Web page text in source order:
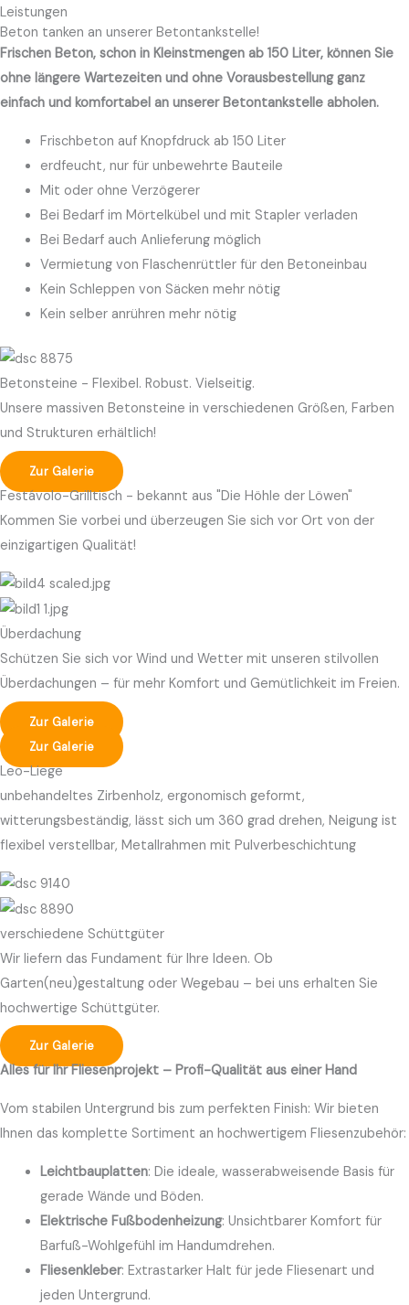
Skip
to
content
Leistungen
Beton tanken an unserer Betontankstelle!
Frischen Beton, schon in Kleinstmengen ab 150 Liter, können Sie
ohne längere Wartezeiten und ohne Vorausbestellung ganz
einfach und komfortabel an unserer Betontankstelle abholen.
Frischbeton auf Knopfdruck ab 150 Liter
erdfeucht, nur für unbewehrte Bauteile
Mit oder ohne Verzögerer
Bei Bedarf im Mörtelkübel und mit Stapler verladen
Bei Bedarf auch Anlieferung möglich
Vermietung von Flaschenrüttler für den Betoneinbau
Kein Schleppen von Säcken mehr nötig
Kein selber anrühren mehr nötig
Betonsteine - Flexibel. Robust. Vielseitig.
Unsere massiven Betonsteine in verschiedenen Größen, Farben
und Strukturen erhältlich!
Zur Galerie
Festávolo-Grilltisch - bekannt aus "Die Höhle der Löwen"
Kommen Sie vorbei und überzeugen Sie sich vor Ort von der
einzigartigen Qualität!
Überdachung
Schützen Sie sich vor Wind und Wetter mit unseren stilvollen
Überdachungen – für mehr Komfort und Gemütlichkeit im Freien.
Zur Galerie
Zur Galerie
Leo-Liege
unbehandeltes Zirbenholz, ergonomisch geformt,
witterungsbeständig, lässt sich um 360 grad drehen, Neigung ist
flexibel verstellbar, Metallrahmen mit Pulverbeschichtung
verschiedene Schüttgüter
Wir liefern das Fundament für Ihre Ideen. Ob
Garten(neu)gestaltung oder Wegebau – bei uns erhalten Sie
hochwertige Schüttgüter.
Zur Galerie
Alles für Ihr Fliesenprojekt – Profi-Qualität aus einer Hand
Vom stabilen Untergrund bis zum perfekten Finish: Wir bieten
Ihnen das komplette Sortiment an hochwertigem Fliesenzubehör:
Leichtbauplatten: Die ideale, wasserabweisende Basis für
gerade Wände und Böden.
Elektrische Fußbodenheizung: Unsichtbarer Komfort für
Barfuß-Wohlgefühl im Handumdrehen.
Fliesenkleber: Extrastarker Halt für jede Fliesenart und
jeden Untergrund.